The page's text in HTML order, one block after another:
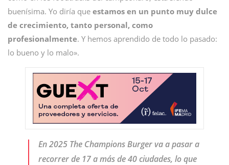
buenísima. Yo diría que estamos en un punto muy dulce
de crecimiento, tanto personal, como
profesionalmente. Y hemos aprendido de todo lo pasado:
lo bueno y lo malo».
En 2025 The Champions Burger va a pasar a
recorrer de 17 a más de 40 ciudades, lo que